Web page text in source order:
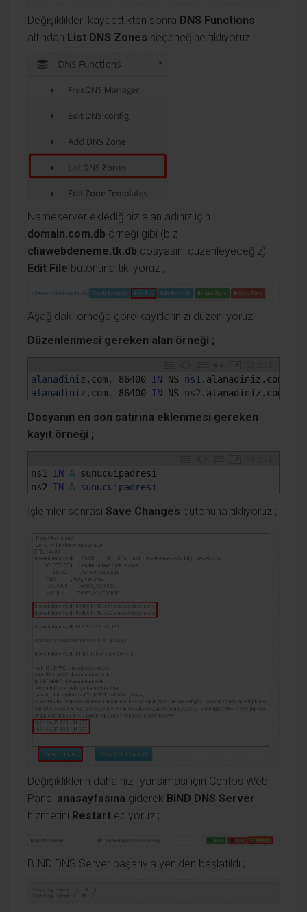
Değişiklikleri kaydettikten sonra DNS Functions
altından List DNS Zones seçeneğine tıklıyoruz ;
Nameserver eklediğiniz alan adınız için
domain.com.db örneği gibi (biz
cliawebdeneme.tk.db dosyasını düzenleyeceğiz)
Edit File butonuna tıklıyoruz ;
Aşağıdaki örneğe göre kayıtlarınızı düzenliyoruz.
Düzenlenmesi gereken alan örneği ;
alanadiniz .com. 86400 IN NS ns1.alanadiniz .com
alanadiniz .com. 86400 IN NS ns2 .alanadiniz .com
Dosyanın en son satırına eklenmesi gereken
kayıt örneği ;
ns1 IN A sunucuipadresi
ns2 IN A sunucuipadresi
İşlemler sonrası Save Changes butonuna tıklıyoruz ;
Değişikliklerin daha hızlı yansıması için Centos Web
Panel anasayfasına giderek BIND DNS Server
hizmetini Restart ediyoruz ;
BIND DNS Server başarıyla yeniden başlatıldı ;